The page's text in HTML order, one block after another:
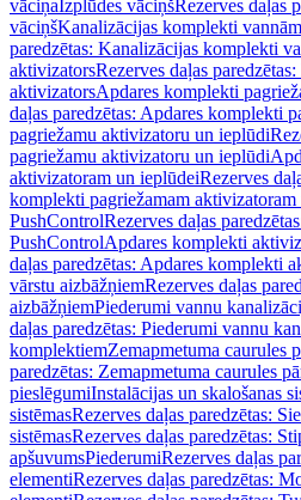
vāciņaIzplūdes vāciņšRezerves daļas
vāciņšKanalizācijas komplekti
paredzētas: Kanalizācijas komplekti
aktivizatorsRezerves daļas
aktivizatorsApdares komplekti
daļas paredzētas: Apdares komplekti
pagriežamu aktivizatoru un ieplūdi
pagriežamu aktivizatoru un ieplūdi
aktivizatoram un ieplūdeiRezerves
komplekti pagriežamam aktivizatoram
PushControlRezerves daļas
PushControlApdares komplekti
daļas paredzētas: Apdares komplekti
vārstu aizbāžņiemRezerves daļas
aizbāžņiemPiederumi vannu
daļas paredzētas: Piederumi vannu
komplektiemZemapmetuma caurules
paredzētas: Zemapmetuma caurules
pieslēgumiInstalācijas un skalošanas
sistēmasRezerves daļas paredzētas:
sistēmasRezerves daļas paredzētas:
apšuvumsPiederumiRezerves daļas
elementiRezerves daļas paredzētas: